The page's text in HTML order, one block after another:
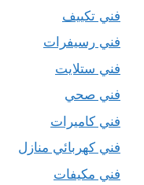
فني تكييف
فني رسيفرات
فني ستلايت
فني صحي
فني كاميرات
فني كهربائي منازل
فني مكيفات